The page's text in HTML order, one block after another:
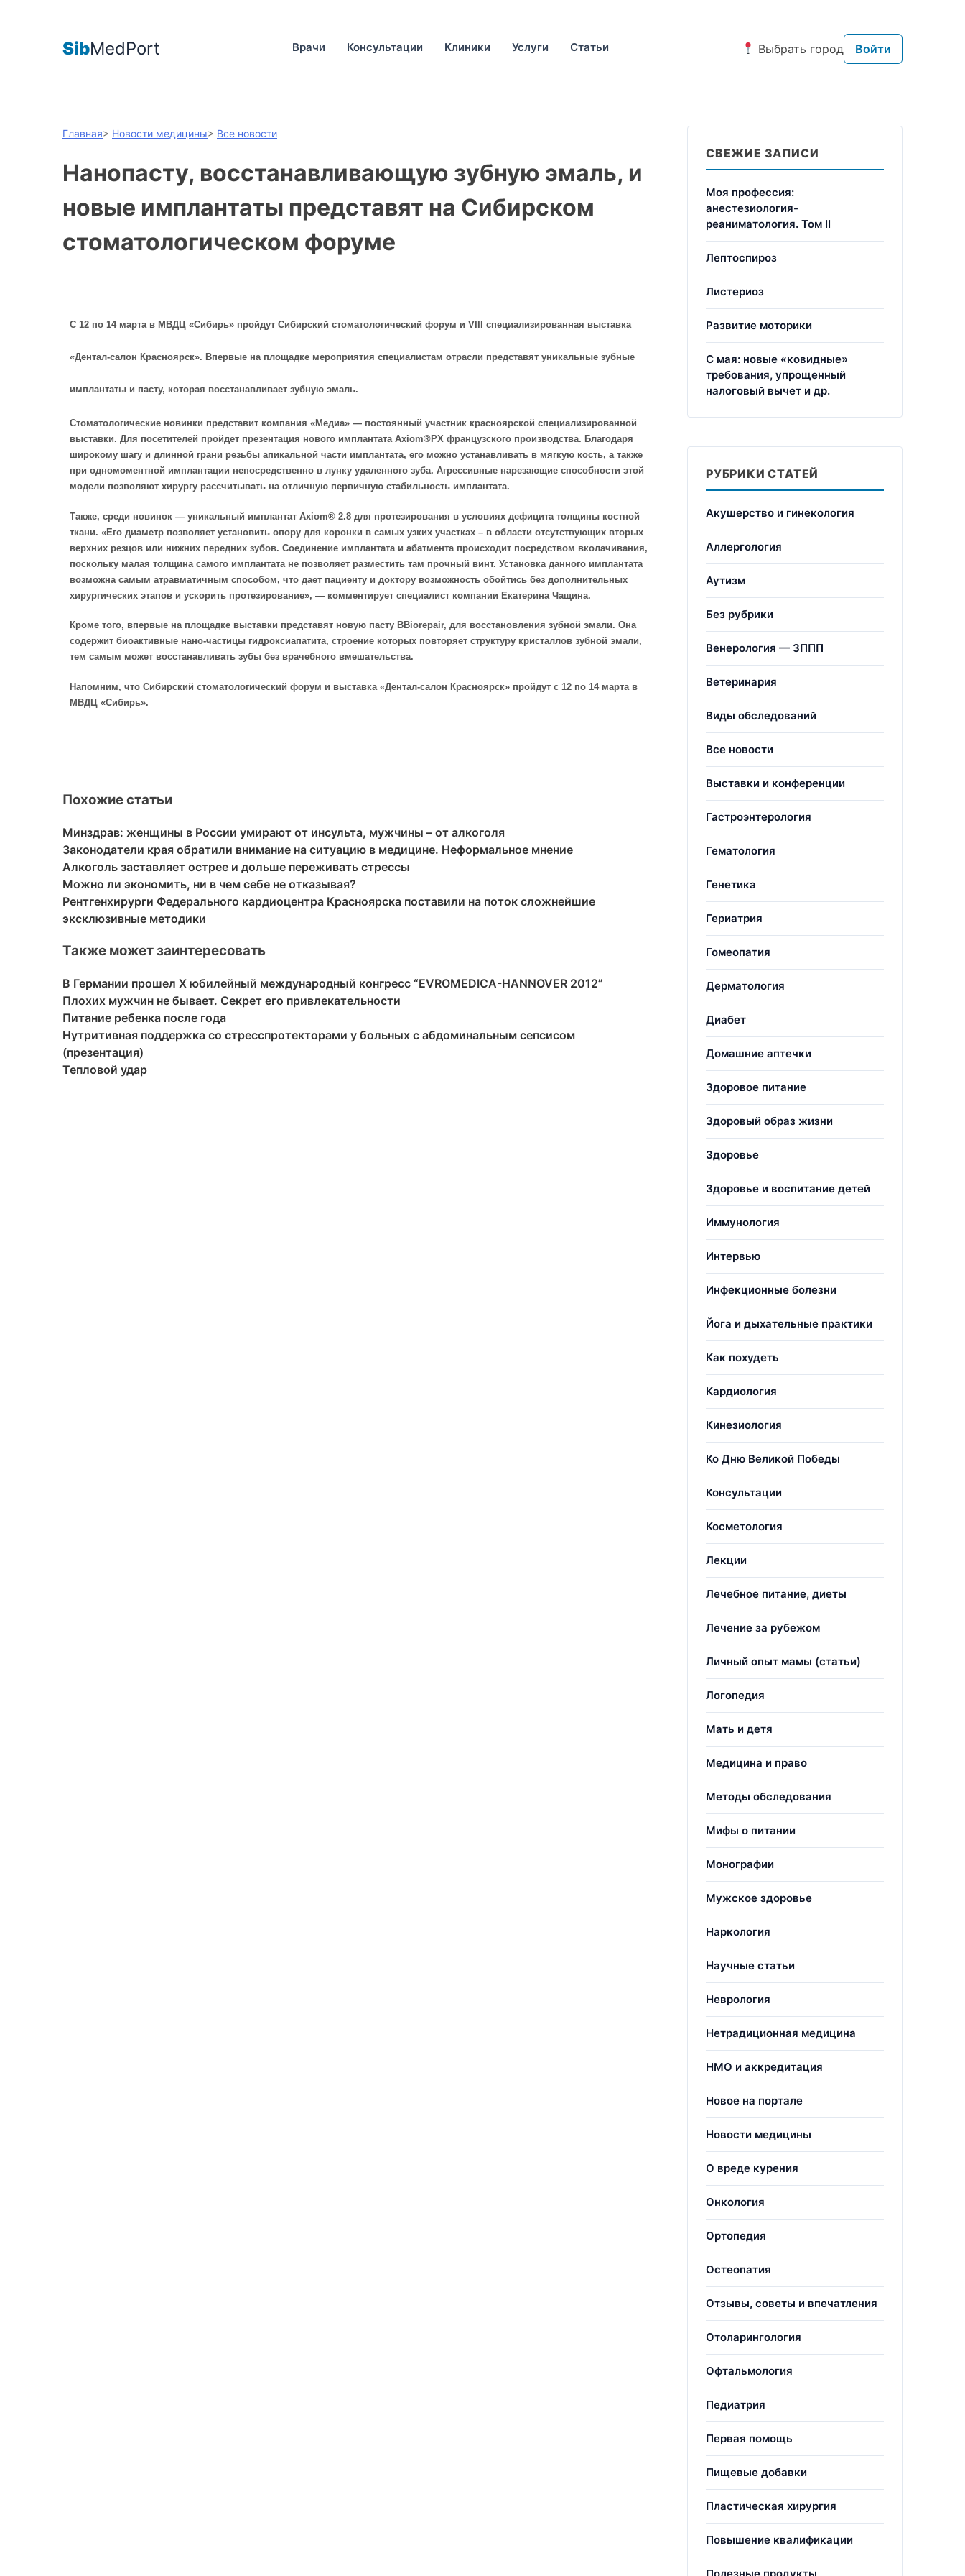
SibMedPort Врачи Консультации Клиники Услуги Статьи Выбрать город Войти
Главная> Новости медицины> Все новости
Нанопасту, восстанавливающую зубную эмаль, и
новые имплантаты представят на Сибирском
стоматологическом форуме
С 12 по 14 марта в МВДЦ «Сибирь» пройдут Сибирский стоматологический форум и VIII специализированная выставка
«Дентал-салон Красноярск». Впервые на площадке мероприятия специалистам отрасли представят уникальные зубные
имплантаты и пасту, которая восстанавливает зубную эмаль.
Стоматологические новинки представит компания «Медиа» — постоянный участник красноярской специализированной
выставки. Для посетителей пройдет презентация нового имплантата Axiom®PX французского производства. Благодаря
широкому шагу и длинной грани резьбы апикальной части имплантата, его можно устанавливать в мягкую кость, а также
при одномоментной имплантации непосредственно в лунку удаленного зуба. Агрессивные нарезающие способности этой
модели позволяют хирургу рассчитывать на отличную первичную стабильность имплантата.
Также, среди новинок — уникальный имплантат Axiom® 2.8 для протезирования в условиях дефицита толщины костной
ткани. «Его диаметр позволяет установить опору для коронки в самых узких участках – в области отсутствующих вторых
верхних резцов или нижних передних зубов. Соединение имплантата и абатмента происходит посредством вколачивания,
поскольку малая толщина самого имплантата не позволяет разместить там прочный винт. Установка данного имплантата
возможна самым атравматичным способом, что дает пациенту и доктору возможность обойтись без дополнительных
хирургических этапов и ускорить протезирование», — комментирует специалист компании Екатерина Чащина.
Кроме того, впервые на площадке выставки представят новую пасту BBiorepair, для восстановления зубной эмали. Она
содержит биоактивные нано-частицы гидроксиапатита, строение которых повторяет структуру кристаллов зубной эмали,
тем самым может восстанавливать зубы без врачебного вмешательства.
Напомним, что Сибирский стоматологический форум и выставка «Дентал-салон Красноярск» пройдут с 12 по 14 марта в
МВДЦ «Сибирь».
Похожие статьи
Минздрав: женщины в России умирают от инсульта, мужчины – от алкоголя
Законодатели края обратили внимание на ситуацию в медицине. Неформальное мнение
Алкоголь заставляет острее и дольше переживать стрессы
Можно ли экономить, ни в чем себе не отказывая?
Рентгенхирурги Федерального кардиоцентра Красноярска поставили на поток сложнейшие
эксклюзивные методики
Также может заинтересовать
В Германии прошел X юбилейный международный конгресс “EVROMEDICA-HANNOVER 2012”
Плохих мужчин не бывает. Секрет его привлекательности
Питание ребенка после года
Нутритивная поддержка со стресспротекторами у больных с абдоминальным сепсисом
(презентация)
Тепловой удар
СВЕЖИЕ ЗАПИСИ
Моя профессия:
анестезиология-
реаниматология. Том II
Лептоспироз
Листериоз
Развитие моторики
С мая: новые «ковидные»
требования, упрощенный
налоговый вычет и др.
РУБРИКИ СТАТЕЙ
Акушерство и гинекология
Аллергология
Аутизм
Без рубрики
Венерология — ЗППП
Ветеринария
Виды обследований
Все новости
Выставки и конференции
Гастроэнтерология
Гематология
Генетика
Гериатрия
Гомеопатия
Дерматология
Диабет
Домашние аптечки
Здоровое питание
Здоровый образ жизни
Здоровье
Здоровье и воспитание детей
Иммунология
Интервью
Инфекционные болезни
Йога и дыхательные практики
Как похудеть
Кардиология
Кинезиология
Ко Дню Великой Победы
Консультации
Косметология
Лекции
Лечебное питание, диеты
Лечение за рубежом
Личный опыт мамы (статьи)
Логопедия
Мать и детя
Медицина и право
Методы обследования
Мифы о питании
Монографии
Мужское здоровье
Наркология
Научные статьи
Неврология
Нетрадиционная медицина
НМО и аккредитация
Новое на портале
Новости медицины
О вреде курения
Онкология
Ортопедия
Остеопатия
Отзывы, советы и впечатления
Отоларингология
Офтальмология
Педиатрия
Первая помощь
Пищевые добавки
Пластическая хирургия
Повышение квалификации